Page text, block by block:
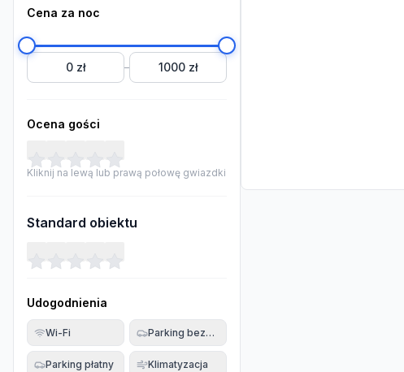
Cena za noc
0 zł – 1000 zł
Ocena gości
Kliknij na lewą lub prawą połowę gwiazdki
Standard obiektu
Udogodnienia
Wi-Fi Parking bezpłatny
Parking płatny Klimatyzacja